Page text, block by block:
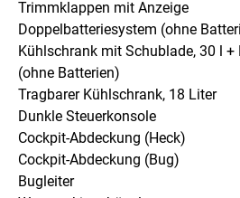
Trimmklappen mit Anzeige
Doppelbatteriesystem (ohne
Kühlschrank mit Schublade, 30 l
(ohne Batterien)
Tragbarer Kühlschrank, 18 Liter
Dunkle Steuerkonsole
Cockpit-Abdeckung (Heck)
Cockpit-Abdeckung (Bug)
Bugleiter